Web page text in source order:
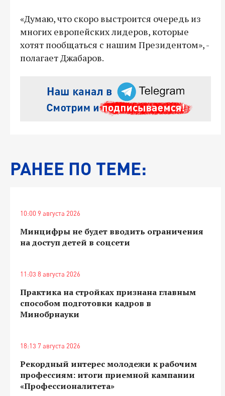
«Думаю, что скоро выстроится очередь из
многих европейских лидеров, которые
хотят пообщаться с нашим Президентом», -
полагает Джабаров.
РАНЕЕ ПО ТЕМЕ:
10:00 9 августа 2026
Минцифры не будет вводить ограничения
на доступ детей в соцсети
11:03 8 августа 2026
Практика на стройках признана главным
способом подготовки кадров в
Минобрнауки
18:13 7 августа 2026
Рекордный интерес молодежи к рабочим
профессиям: итоги приемной кампании
«Профессионалитета»